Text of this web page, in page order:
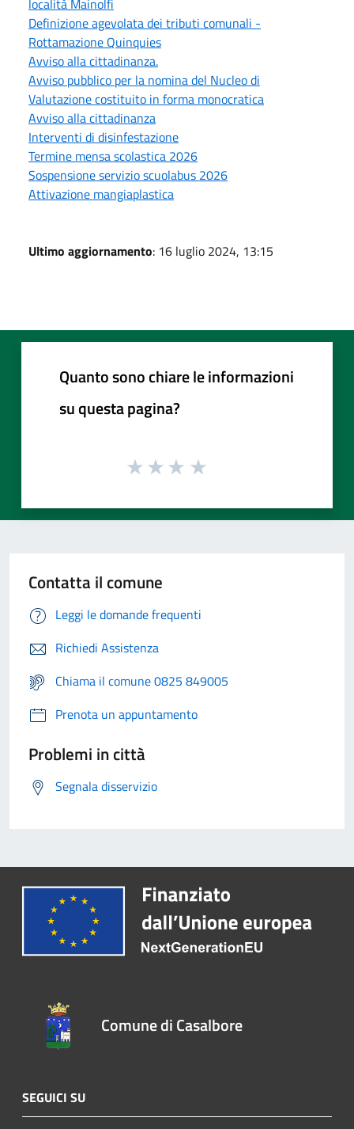
Definizione agevolata dei tributi comunali -
Rottamazione Quinquies
Avviso alla cittadinanza.
Avviso pubblico per la nomina del Nucleo di
Valutazione costituito in forma monocratica
Avviso alla cittadinanza
Interventi di disinfestazione
Termine mensa scolastica 2026
Sospensione servizio scuolabus 2026
Attivazione mangiaplastica
Ultimo aggiornamento: 16 luglio 2024, 13:15
Quanto sono chiare le informazioni
su questa pagina?
Contatta il comune
Leggi le domande frequenti
Richiedi Assistenza
Chiama il comune 0825 849005
Prenota un appuntamento
Problemi in città
Segnala disservizio
Comune di Casalbore
SEGUICI SU